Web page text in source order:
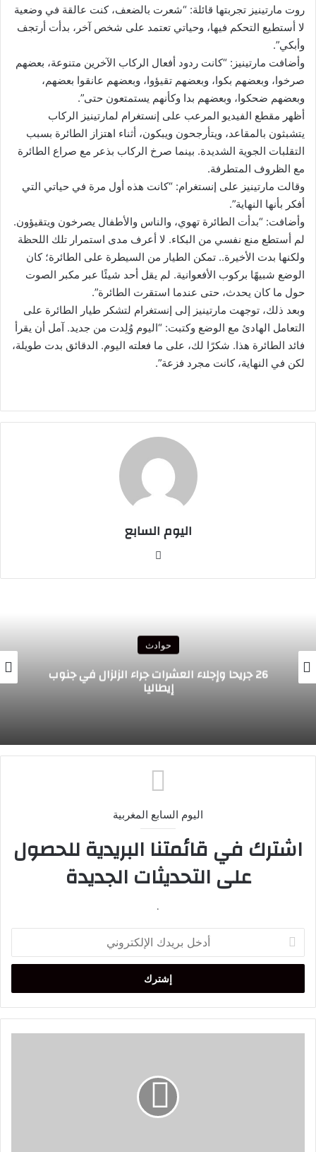
روت مارتينيز تجربتها قائلة: “شعرت بالضعف، كنت عالقة في وضعية
لا أستطيع التحكم فيها، وحياتي تعتمد على شخص آخر، بدأت أرتجف
وأبكي”.
وأضافت مارتينيز: “كانت ردود أفعال الركاب الآخرين متنوعة، بعضهم
صرخوا، وبعضهم بكوا، وبعضهم تقيؤوا، وبعضهم عانقوا بعضهم،
وبعضهم ضحكوا، وبعضهم بدا وكأنهم يستمتعون حتى”.
أظهر مقطع الفيديو المرعب على إنستغرام لمارتينيز الركاب
يتشبثون بالمقاعد، ويتأرجحون ويبكون، أثناء اهتزاز الطائرة بسبب
التقلبات الجوية الشديدة. بينما صرخ الركاب بذعر مع صراع الطائرة
مع الظروف المتطرفة.
وقالت مارتينيز على إنستغرام: “كانت هذه أول مرة في حياتي التي
أفكر بأنها النهاية”.
وأضافت: “بدأت الطائرة تهوي، والناس والأطفال يصرخون ويتقيؤون.
لم أستطع منع نفسي من البكاء. لا أعرف مدى استمرار تلك اللحظة
ولكنها بدت الأخيرة.. تمكن الطيار من السيطرة على الطائرة؛ كان
الوضع شبيهًا بركوب الأفعوانية. لم يقل أحد شيئًا عبر مكبر الصوت
حول ما كان يحدث، حتى عندما استقرت الطائرة”.
وبعد ذلك، توجهت مارتينيز إلى إنستغرام لتشكر طيار الطائرة على
التعامل الهادئ مع الوضع وكتبت: “اليوم وُلِدت من جديد. آمل أن يقرأ
فائد الطائرة هذا. شكرًا لك، على ما فعلته اليوم. الدقائق بدت طويلة،
لكن في النهاية، كانت مجرد فزعة”.
اليوم السابع
26 جريحا وإجلاء العشرات جراء الزلزال في جنوب
إيطاليا
اليوم السابع المغربية
اشترك في قائمتنا البريدية للحصول
على التحديثات الجديدة
.
بريدك
الإلكتروني